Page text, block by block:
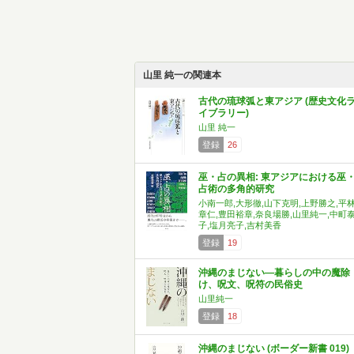
山里 純一の関連本
古代の琉球弧と東アジア (歴史文化ラ
イブラリー)
山里 純一
登録
26
巫・占の異相: 東アジアにおける巫・
占術の多角的研究
小南一郎,大形徹,山下克明,上野勝之,平
章仁,豊田裕章,奈良場勝,山里純一,中町
子,塩月亮子,吉村美香
登録
19
沖縄のまじない―暮らしの中の魔除
け、呪文、呪符の民俗史
山里純一
登録
18
沖縄のまじない (ボーダー新書 019)